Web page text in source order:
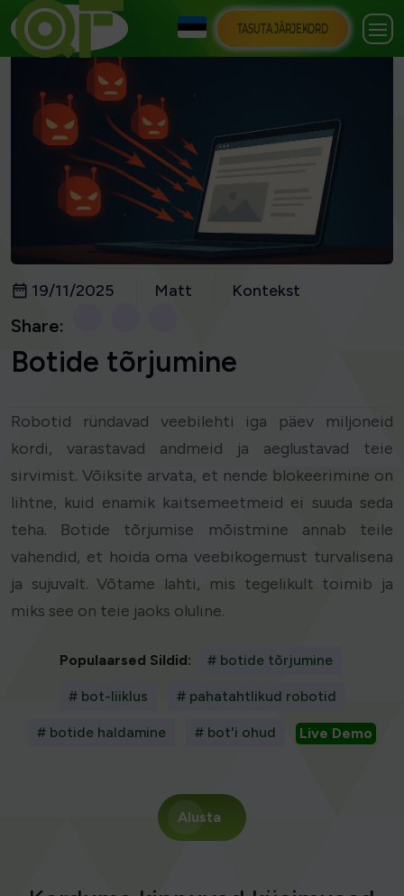
TASUTA JÄRJEKORD
19/11/2025 Matt Kontekst
Share:
Botide tõrjumine
Robotid ründavad veebilehti iga päev miljoneid
kordi, varastavad andmeid ja aeglustavad teie
sirvimist. Võiksite arvata, et nende blokeerimine on
lihtne, kuid enamik kaitsemeetmeid ei suuda seda
teha. Botide tõrjumise mõistmine annab teile
vahendid, et hoida oma veebikogemust turvalisena
ja sujuvalt. Võtame lahti, mis tegelikult toimib ja
miks see on teie jaoks oluline.
Populaarsed Sildid: # botide tõrjumine
# bot-liiklus # pahatahtlikud robotid
# botide haldamine # bot'i ohud Live Demo
Alusta